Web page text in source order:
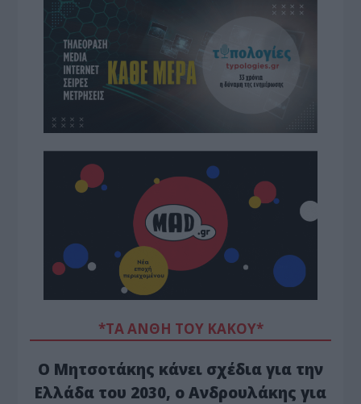
*ΤΑ ΆΝΘΗ ΤΟΥ ΚΑΚΟΎ*
Ο Μητσοτάκης κάνει σχέδια για την
Ελλάδα του 2030, ο Ανδρουλάκης για